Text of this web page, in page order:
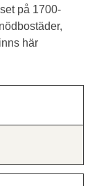
på 1700-
här